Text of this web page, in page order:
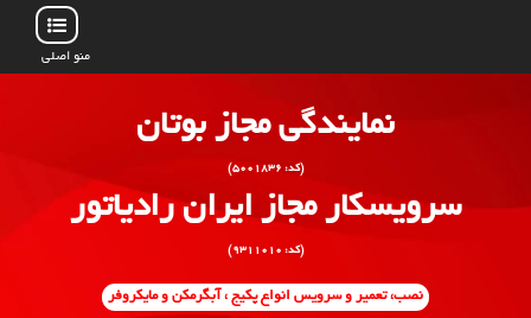
منو اصلی
نمایندگی مجاز بوتان
(کد: ۵۰۰۱۸۳۶)
سرویسکار مجاز ایران رادیاتور
(کد: ۹۳۱۱۰۱۰)
نصب، تعمیر و سرویس انواع پکیج ، آبگرمکن و مایکروفر